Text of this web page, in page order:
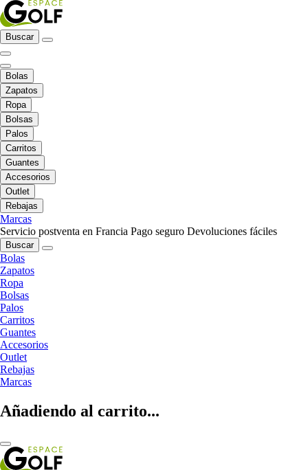
Buscar
Bolas
Zapatos
Ropa
Bolsas
Palos
Carritos
Guantes
Accesorios
Outlet
Rebajas
Marcas
Servicio postventa en Francia Pago seguro Devoluciones fáciles
Buscar
Bolas
Zapatos
Ropa
Bolsas
Palos
Carritos
Guantes
Accesorios
Outlet
Rebajas
Marcas
Añadiendo al carrito...